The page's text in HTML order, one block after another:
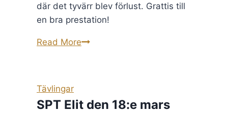
där det tyvärr blev förlust. Grattis till
en bra prestation!
Read MoreGrattis
Tävlingar
SPT Elit den 18:e mars